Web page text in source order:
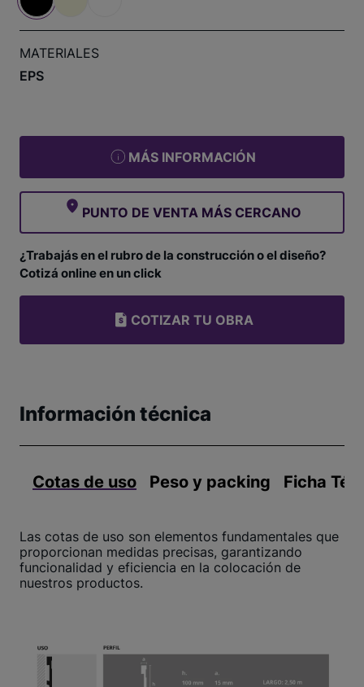
MATERIALES
EPS
MÁS INFORMACIÓN
PUNTO DE VENTA MÁS CERCANO
¿Trabajás en el rubro de la construcción o el diseño?
Cotizá online en un click
COTIZAR TU OBRA
Información técnica
Cotas de uso Peso y packing Ficha
Las cotas de uso son elementos fundamentales que
proporcionan medidas precisas, garantizando
funcionalidad y eficiencia en la colocación de
nuestros productos.